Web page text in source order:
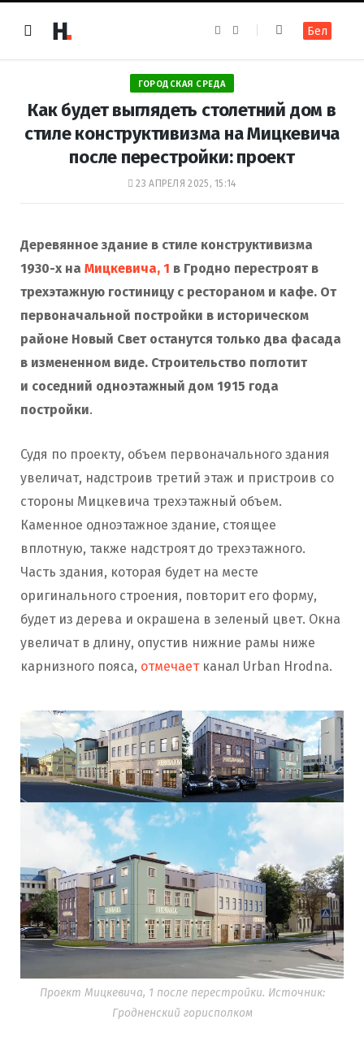
e
b
o
o
k
t
a
m
Бел
ГОРОДСКАЯ СРЕДА
Как будет выглядеть столетний дом в
стиле конструктивизма на Мицкевича
после перестройки: проект
23 АПРЕЛЯ 2025, 15:14
Деревянное здание в стиле конструктивизма
1930-х на Мицкевича, 1 в Гродно перестроят в
трехэтажную гостиницу с рестораном и кафе. От
первоначальной постройки в историческом
районе Новый Свет останутся только два фасада
в измененном виде. Строительство поглотит
и соседний одноэтажный дом 1915 года
постройки.
Судя по проекту, объем первоначального здания
увеличат, надстроив третий этаж и пристроив со
стороны Мицкевича трехэтажный объем.
Каменное одноэтажное здание, стоящее
вплотную, также надстроят до трехэтажного.
Часть здания, которая будет на месте
оригинального строения, повторит его форму,
будет из дерева и окрашена в зеленый цвет. Окна
увеличат в длину, опустив нижние рамы ниже
карнизного пояса, отмечаетканал Urban Hrodna.
Проект Мицкевича, 1 после перестройки. Источник:
Гродненский горисполком